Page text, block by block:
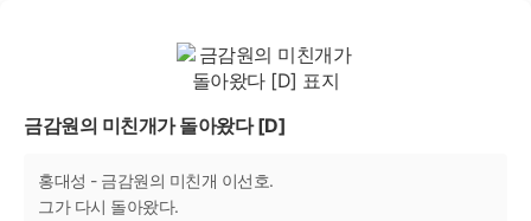
금감원의 미친개가 돌아왔다 [D]
홍대성 - 금감원의 미친개 이선호.
그가 다시 돌아왔다.